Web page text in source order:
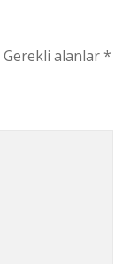
Gerekli alanlar*